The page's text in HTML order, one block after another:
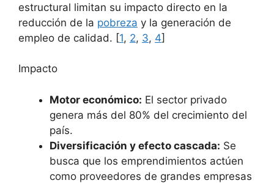
estructural limitan su impacto directo en la
reducción de la pobreza y la generación de
empleo de calidad. [1, 2, 3, 4]
Impacto
Motor económico: El sector privado
genera más del 80% del crecimiento del
país.
Diversificación y efecto cascada: Se
busca que los emprendimientos actúen
como proveedores de grandes empresas